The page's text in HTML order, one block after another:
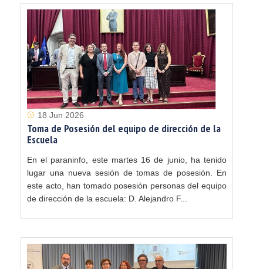
18 Jun 2026
Toma de Posesión del equipo de dirección de la
Escuela
En el paraninfo, este martes 16 de junio, ha tenido
lugar una nueva sesión de tomas de posesión. En
este acto, han tomado posesión personas del equipo
de dirección de la escuela: D. Alejandro F...